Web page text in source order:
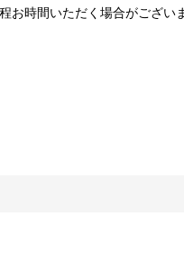
お時間いただく場合がござい